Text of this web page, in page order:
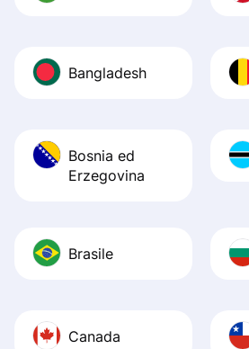
Bangladesh
Bosnia ed
Erzegovina
Brasile
Canada